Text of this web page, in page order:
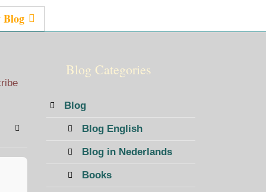
to blog
Sign In
Blog Categories
Blog
Blog English
Blog in Nederlands
Books